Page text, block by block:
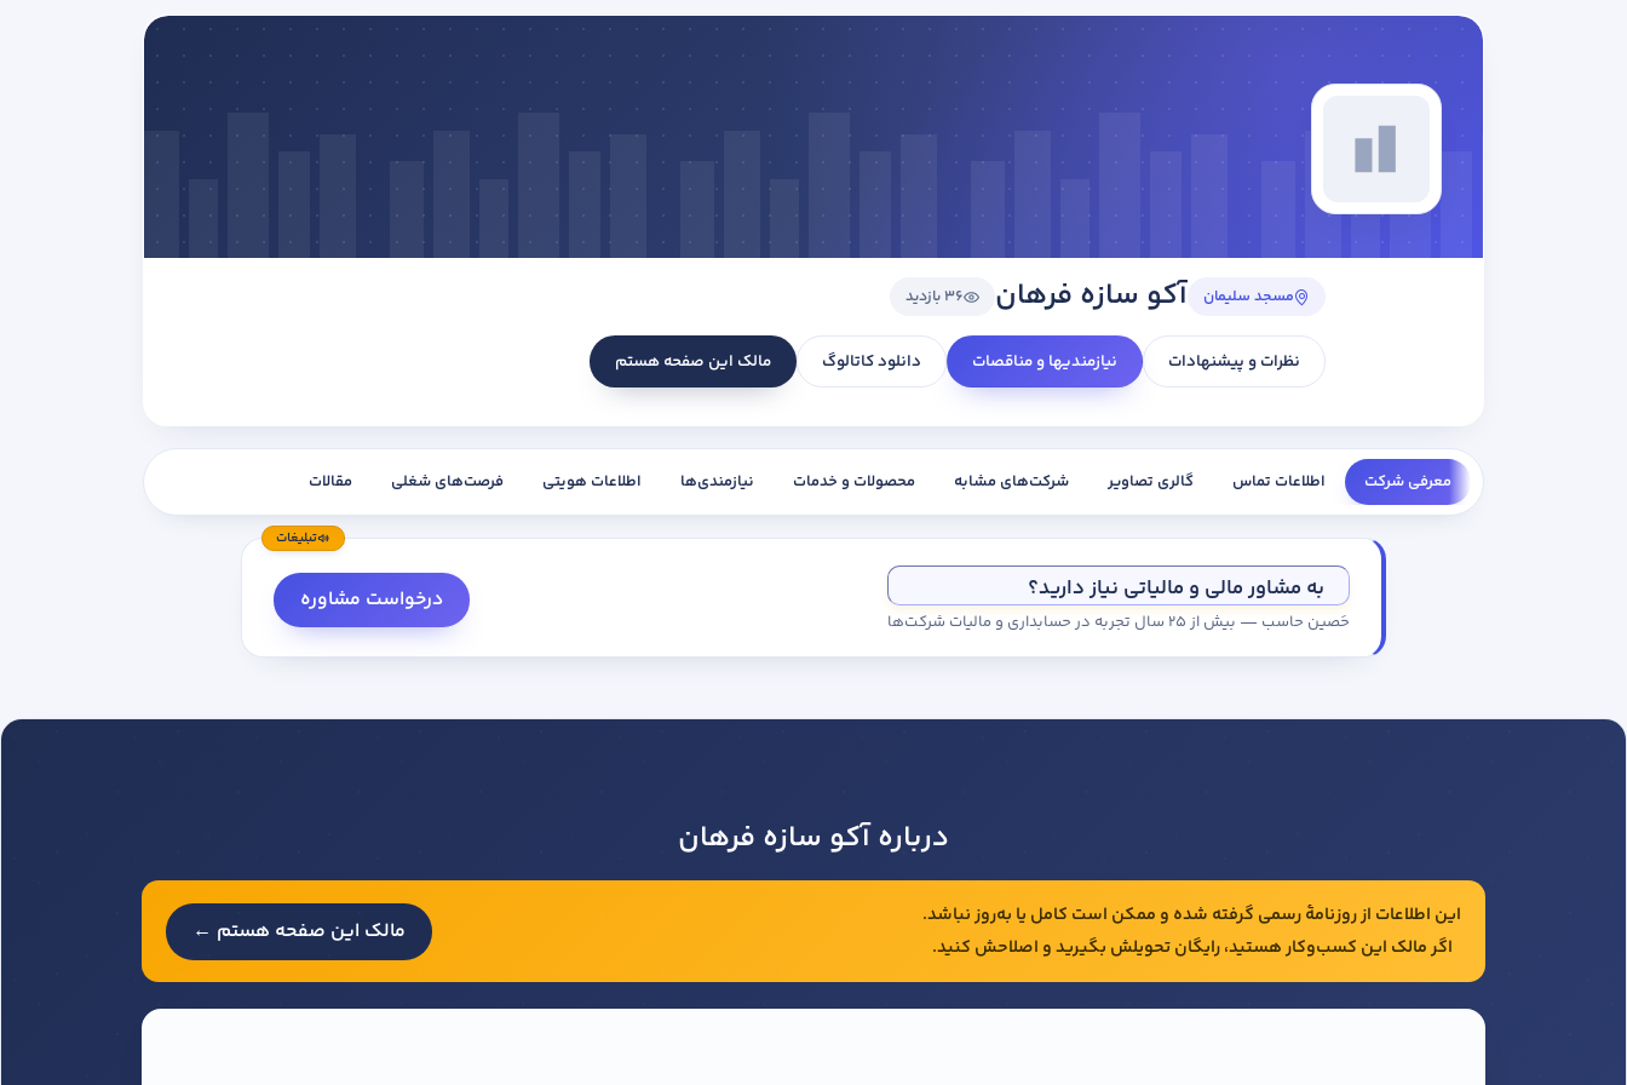
مسجد سلیمان آکو سازه فرهان 36 بازدید
نظرات و پیشنهادات نیازمندیها و مناقصات دانلود کاتالوگ مالک این صفحه هستم
معرفی شرکت اطلاعات تماس گالری تصاویر شرکت‌های مشابه محصولات و خدمات نیازمندی‌ها اطلاعات هویتی فرصت‌های شغلی مقالات
تبلیغات
به مشاور مالی و مالیاتی نیاز دارید؟
حَصین حاسب — بیش از ۲۵ سال تجربه در حسابداری و مالیات شرکت‌ها
درخواست مشاوره
درباره آکو سازه فرهان
این اطلاعات از روزنامهٔ رسمی گرفته شده و ممکن است کامل یا به‌روز نباشد.
اگر مالک این کسب‌وکار هستید، رایگان تحویلش بگیرید و اصلاحش کنید.
مالک این صفحه هستم ←